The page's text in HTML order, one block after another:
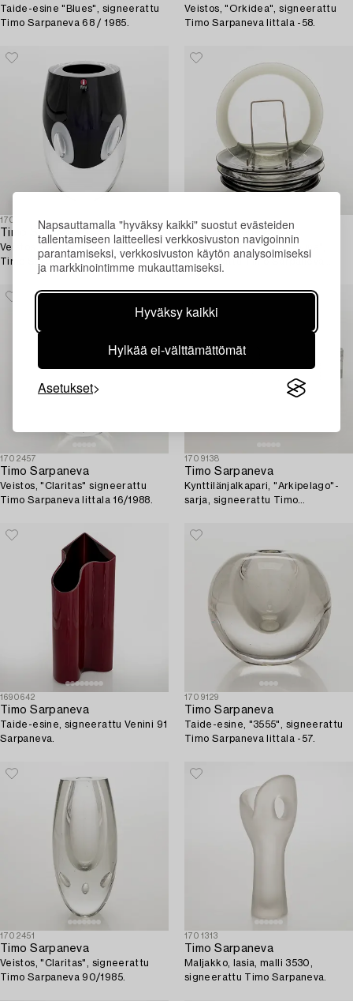
Napsauttamalla "hyväksy kaikki" suostut evästeiden
tallentamiseen laitteellesi verkkosivuston navigoinnin
parantamiseksi, verkkosivuston käytön analysoimiseksi
ja markkinointimme mukauttamiseksi.
Hyväksy kaikki
Hylkää ei-välttämättömät
Asetukset
Taide-esine "Blues", signeerattu
Timo Sarpaneva 68 / 1985.
Veistos, "Orkidea", signeerattu
Timo Sarpaneva Iittala -58.
1707270
Timo Sarpaneva
Veistos "Claritas", signeerattu
Timo Sarpaneva Iittala 2002.
1710343
Timo Sarpaneva
Lautasia, 6 kpl, "Pantareuna",
signeerattu Timo Sarpaneva
1702457
Timo Sarpaneva
Veistos, "Claritas" signeerattu
Timo Sarpaneva Iittala 16/1988.
1709138
Timo Sarpaneva
Kynttilänjalkapari, "Arkipelago"-
sarja, signeerattu Timo
1690642
Timo Sarpaneva
Taide-esine, signeerattu Venini 91
Sarpaneva.
1709129
Timo Sarpaneva
Taide-esine, "3555", signeerattu
Timo Sarpaneva Iittala -57.
1702451
Timo Sarpaneva
Veistos, "Claritas", signeerattu
Timo Sarpaneva 90/1985.
1701313
Timo Sarpaneva
Maljakko, lasia, malli 3530,
signeerattu Timo Sarpaneva.